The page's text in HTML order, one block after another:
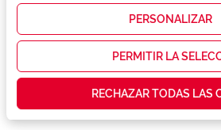
las
que realmente
contenidos
personalizados
PERSONALIZAR
PERMITIR LA
RECHAZAR TODAS LAS
Conselhos
Serviços exclusivos